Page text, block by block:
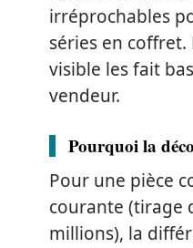
irréprochables
séries en
visible les fait
vendeur.
Pourquoi la
Pour une pièce
courante (tirage
millions), la